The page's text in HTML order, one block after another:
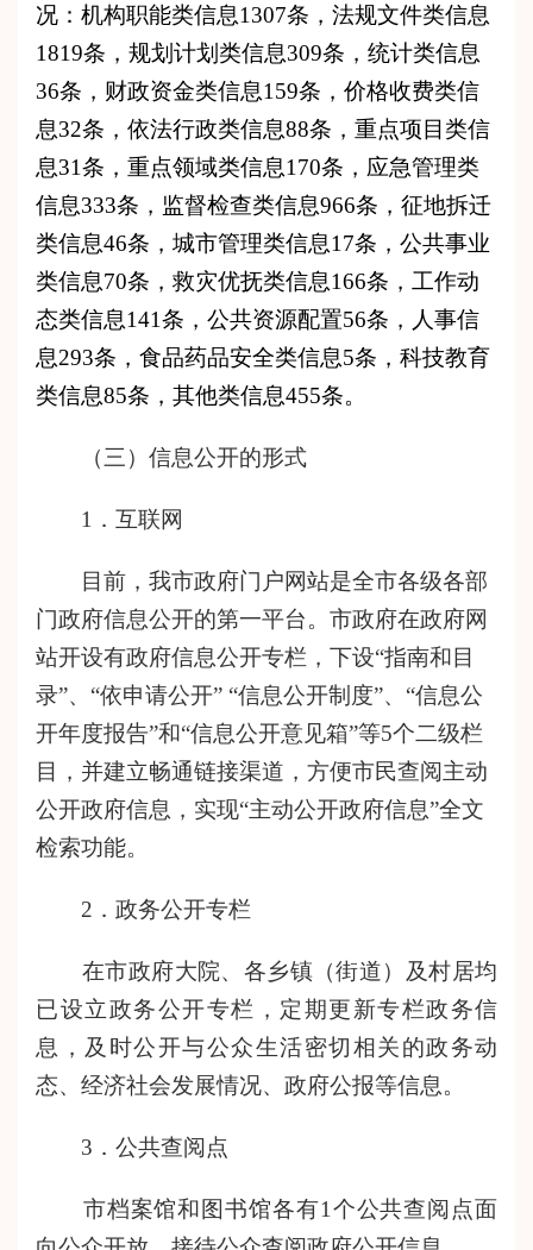
况：机构职能类信息1307条，法规文件类信息
1819条，规划计划类信息309条，统计类信息
36条，财政资金类信息1 59条，价格收费类信
息32条，依法行政类信息88条， 重点项目类信
息31条，重点领域类信息1 70条，应急管理类
信息333条，监督检查类信息966条，征地拆迁
类信息46条，城市管理类信息17条，公共事业
类信息70条，救灾优抚类信息166条，工作动
态类信息141条，公共资源配置56条，人事信
息293条，食品药品安全类信息5条，科技教育
类信息85条，其他类信息455条。
（三）信息公开的形式
1 ． 互联网
目前，我市政府门户网站是全市各级各部
门政府信息公开的第一平台。市政府在政府网
站开设有政府信息公开专栏，下设“指南和目
录”、“依申请公开” “信息公开制度”、“信息公
开年度报告”和“信息公开意见箱”等5个二级栏
目，并建立畅通链接渠道，方便市民查阅主动
公开政府信息，实现“主动公开政府信息”全文
检索功能。
2 ． 政务公开专栏
在市政府大院、各乡镇（街道）及村居均
已设立政务公开专栏，定期更新专栏政务信
息，及时公开与公众生活密切相关的政务动
态、经济社会发展情况、政府公报等信息。
3． 公共查阅点
市档案馆和图书馆各有1 个公共查阅点面